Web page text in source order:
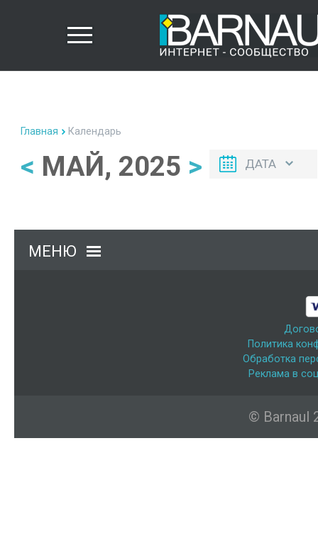
Главная Календарь
< МАЙ, 2025 > ДАТА
МЕНЮ
Политика
Обработка
Реклама в
© Barnaul